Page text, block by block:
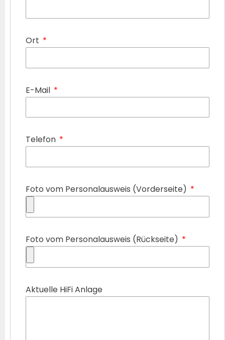
Ort
E-Mail
Telefon
Foto vom Personalausweis (Vorderseite)
Foto vom Personalausweis (Rückseite)
Aktuelle HiFi Anlage